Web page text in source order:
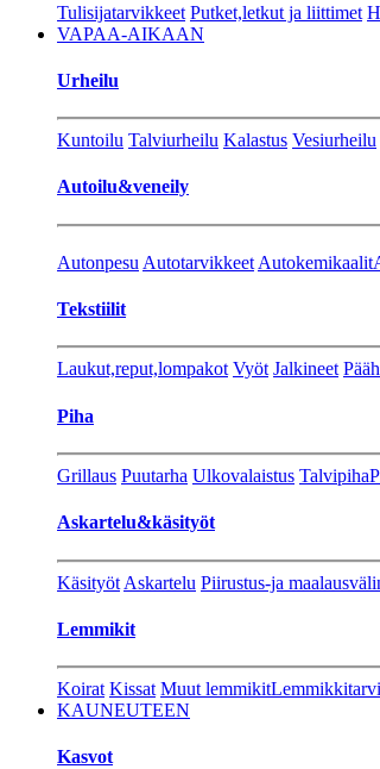
Tulisijatarvikkeet Putket,letkut ja liittimet
VAPAA-AIKAAN
Urheilu
Kuntoilu Talviurheilu Kalastus Vesiurheilu
Autoilu&veneily
Autonpesu Autotarvikkeet Autokemikaalit
Tekstiilit
Laukut,reput,lompakot Vyöt Jalkineet
Piha
Grillaus Puutarha Ulkovalaistus Talvipiha
Askartelu&käsityöt
Käsityöt Askartelu Piirustus-ja
Lemmikit
Koirat Kissat Muut lemmikit
KAUNEUTEEN
Kasvot